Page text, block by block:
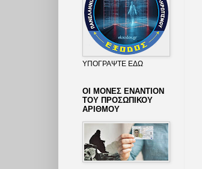
ΥΠΟΓΡΑΨΤΕ ΕΔΩ
ΟΙ ΜΟΝΕΣ ΕΝΑΝΤΙΟΝ
ΤΟΥ ΠΡΟΣΩΠΙΚΟΥ
ΑΡΙΘΜΟΥ